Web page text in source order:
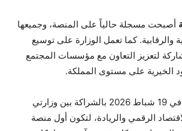
أصبحت مسجلة حالياً على المنصة، وجميعها
والرقابية. كما تعمل الوزارة على توسيع
لتعزيز التعاون مع مؤسسات المجتمع
الخيرية على مستوى المملكة.
منصة “عون” أُطلقت في 19 شباط 2026 بالشراكة بين وزارتي
الرقمي والريادة، لتكون أول منصة